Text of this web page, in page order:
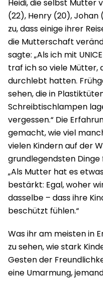
Heidi, die selbst Mutter
(22), Henry (20), Johan
zu, dass einige ihrer
die Mutterschaft
sagte: „Als ich mit
traf ich so viele Mütter,
durchlebt hatten.
sehen, die in
Schreibtischlampen
vergessen.“ Die
gemacht, wie viel
vielen Kindern auf der
grundlegendsten Dinge
„Als Mutter hat es
bestärkt: Egal, woher
dasselbe – dass ihre
beschützt fühlen.“
Was ihr am meisten in
zu sehen, wie stark
Gesten der
eine Umarmung,